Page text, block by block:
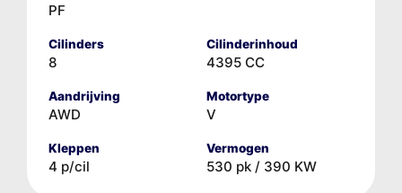
PF
Cilinders
8
Cilinderinhoud
4395 CC
Aandrijving
AWD
Motortype
V
Kleppen
4 p/cil
Vermogen
530 pk / 390 KW